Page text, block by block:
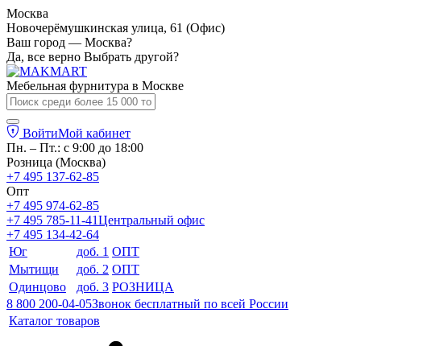
Москва
Новочерёмушкинская улица, 61 (Офис)
Ваш город — Москва?
Да, все верно Выбрать другой?
Мебельная фурнитура в Москве
ВойтиМой кабинет
Пн. – Пт.: с 9:00 до 18:00
Розница (Москва)
+7 495 137-62-85
Опт
+7 495 974-62-85
+7 495 785-11-41Центральный офис
+7 495 134-42-64
Юг
доб. 1 ОПТ
Мытищи
доб. 2 ОПТ
Одинцово
доб. 3 РОЗНИЦА
8 800 200-04-05Звонок бесплатный по всей России
Каталог товаров